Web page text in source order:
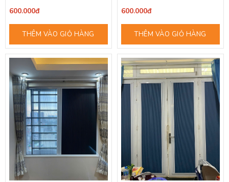
600.000đ
THÊM VÀO GIỎ HÀNG
600.000đ
THÊM VÀO GIỎ HÀNG